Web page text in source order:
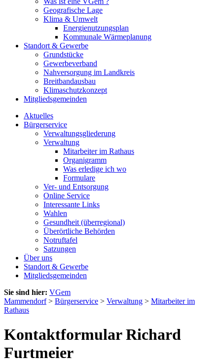
Geografische Lage
Klima & Umwelt
Energienutzungsplan
Kommunale Wärmeplanung
Standort & Gewerbe
Grundstücke
Gewerbeverband
Nahversorgung im Landkreis
Breitbandausbau
Klimaschutzkonzept
Mitgliedsgemeinden
Aktuelles
Bürgerservice
Verwaltungsgliederung
Verwaltung
Mitarbeiter im Rathaus
Organigramm
Was erledige ich wo
Formulare
Ver- und Entsorgung
Online Service
Interessante Links
Wahlen
Gesundheit (überregional)
Überörtliche Behörden
Notruftafel
Satzungen
Über uns
Standort & Gewerbe
Mitgliedsgemeinden
Sie sind hier: VGem
Mammendorf> Bürgerservice > Verwaltung > Mitarbeiter im
Rathaus
Kontaktformular Richard
Furtmeier